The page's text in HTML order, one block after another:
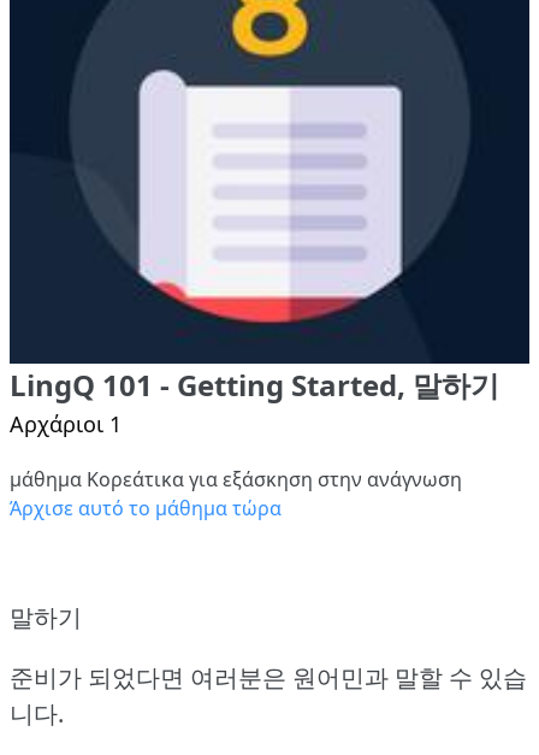
LingQ 101 - Getting Started, 말하기
Αρχάριοι 1
μάθημα Κορεάτικα για εξάσκηση στην ανάγνωση
Άρχισε αυτό το μάθημα τώρα
말하기
준비가 되었다면 여러분은 원어민과 말할 수 있습
니다.